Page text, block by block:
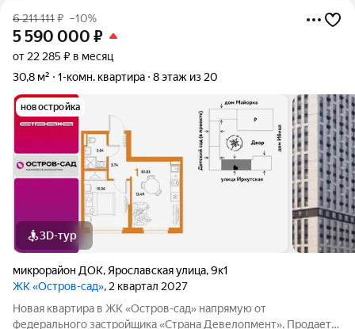
6 211 111₽ –10%
5 590 000 ₽
от 22 285 ₽ в месяц
30,8 м²
1-комн. квартира 8 этаж из 20
новостройка
3D-тур
микрорайон ДОК, Ярославская улица,9к1
ЖК «Остров-сад», 2 квартал 2027
Новая квартира в ЖК «Остров-сад» напрямую от
федерального застройщика «Страна Девелопмент». Продается